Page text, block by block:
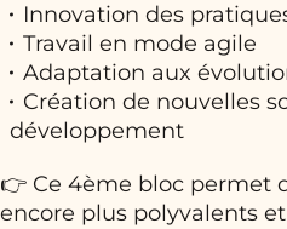
Innovation des
Travail en mode agile
Adaptation aux
Création de nouvelles
développement
👉 Ce 4ème bloc permet
encore plus polyvalents